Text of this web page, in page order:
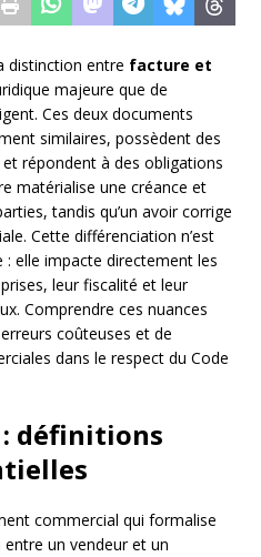
distinction entre facture et
majeure que de
Ces deux documents
similaires, possèdent des
répondent à des obligations
matérialise une créance et
tandis qu’un avoir corrige
Cette différenciation n’est
: elle impacte directement les
leur fiscalité et leur
Comprendre ces nuances
coûteuses et de
dans le respect du Code
définitions
commercial qui formalise
un vendeur et un